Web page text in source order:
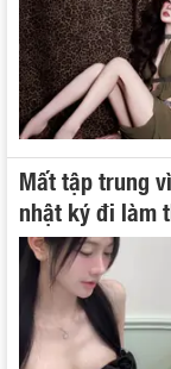
Mất tập trung
nhật ký đi làm